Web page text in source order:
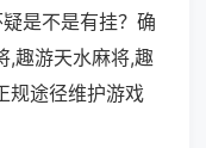
是不是有挂？确
,趣游天水麻将,趣
规途径维护游戏